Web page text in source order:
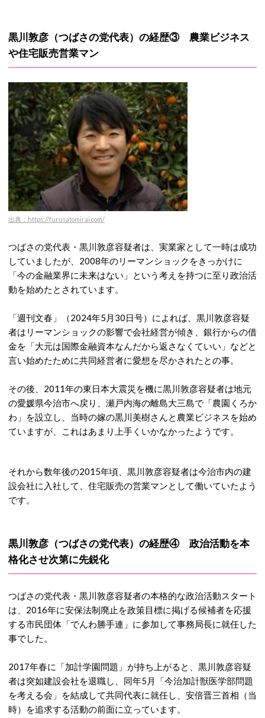
黒川敦彦（つばさの党代表）の経歴③ 農業ビジネス
や住宅販売営業マン
出典：https://furusatomirai.com/
つばさの党代表・黒川敦彦容疑者は、実業家として一時は成功
していましたが、2008年のリーマンショックをきっかけに
「今の金融業界に未来はない」という考えを持つに至り政治活
動を始めたとされています。
「週刊文春」（2024年5月30日号）によれば、黒川敦彦容疑
者はリーマンショックの影響で会社経営が傾き、銀行からの借
金を「大元は国際金融資本なんだから返さなくていい」などと
言い始めたために共同経営者に愛想を尽かされたとの事。
その後、2011年の東日本大震災を機に黒川敦彦容疑者は地元
の愛媛県今治市へ戻り、瀬戸内海の離島大三島で「農園くろか
わ」を設立し、当時の嫁の黒川美樹さんと農業ビジネスを始め
ていますが、これはあまり上手くいかなかったようです。
それから数年後の2015年頃、黒川敦彦容疑者は今治市内の建
設会社に入社して、住宅販売の営業マンとして働いていたよう
です。
黒川敦彦（つばさの党代表）の経歴④ 政治活動を本
格化させ次第に先鋭化
つばさの党代表・黒川敦彦容疑者の本格的な政治活動スタート
は、2016年に安保法制廃止を政策目標に掲げる候補者を応援
する市民団体「でんわ勝手連」に参加して事務局長に就任した
事でした。
2017年春に「加計学園問題」が持ち上がると、黒川敦彦容疑
者は突如建設会社を退職し、同年5月「今治加計獣医学部問題
を考える会」を結成して共同代表に就任し、安倍晋三首相（当
時）を追求する活動の前面に立っています。